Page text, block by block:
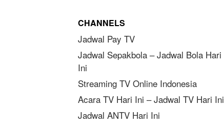
CHANNELS
Jadwal Pay TV
Jadwal Sepakbola – Jadwal Bola Hari
Ini
Streaming TV Online Indonesia
Acara TV Hari Ini – Jadwal TV Hari Ini
Jadwal ANTV Hari Ini